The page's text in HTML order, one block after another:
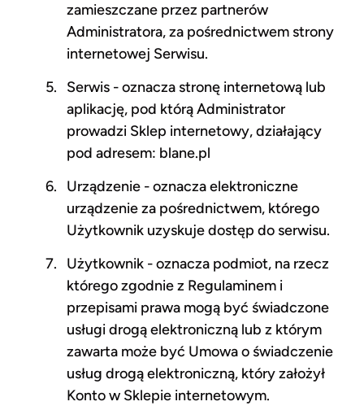
zamieszczane przez partnerów
Administratora, za pośrednictwem strony
internetowej Serwisu.
Serwis - oznacza stronę internetową lub
aplikację, pod którą Administrator
prowadzi Sklep internetowy, działający
pod adresem: blane.pl
Urządzenie - oznacza elektroniczne
urządzenie za pośrednictwem, którego
Użytkownik uzyskuje dostęp do serwisu.
Użytkownik - oznacza podmiot, na rzecz
którego zgodnie z Regulaminem i
przepisami prawa mogą być świadczone
usługi drogą elektroniczną lub z którym
zawarta może być Umowa o świadczenie
usług drogą elektroniczną, który założył
Konto w Sklepie internetowym.